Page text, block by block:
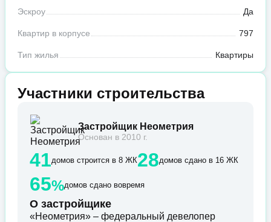
Эскроу Да
Квартир в корпусе 797
Тип жилья Квартиры
Участники строительства
Застройщик Неометрия
Основан в 2010 г.
41домов строится в 8 ЖК28домов сдано в 16 ЖК
65%домов сдано вовремя
О застройщике
«Неометрия» – федеральный девелопер